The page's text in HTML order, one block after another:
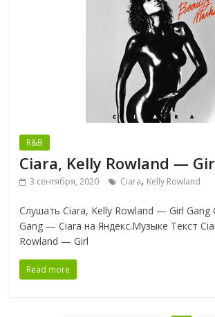
R&B
Ciara, Kelly Rowland —
3 сентября, 2020 Ciara, Kelly Rowland
Слушать Ciara, Kelly Rowland — Girl Gang
Gang — Ciara на Яндекс.Музыке Текст
Rowland — Girl
Read more